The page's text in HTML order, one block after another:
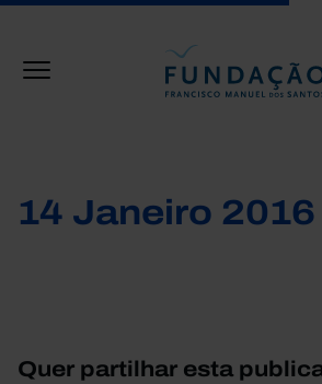
14 Janeiro 2016
Quer partilhar esta